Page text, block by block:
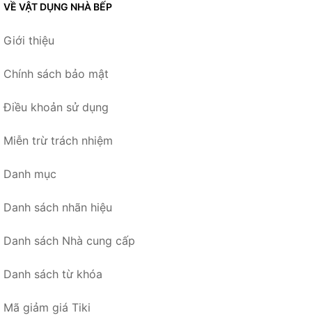
VỀ VẬT DỤNG NHÀ BẾP
Giới thiệu
Chính sách bảo mật
Điều khoản sử dụng
Miễn trừ trách nhiệm
Danh mục
Danh sách nhãn hiệu
Danh sách Nhà cung cấp
Danh sách từ khóa
Mã giảm giá Tiki